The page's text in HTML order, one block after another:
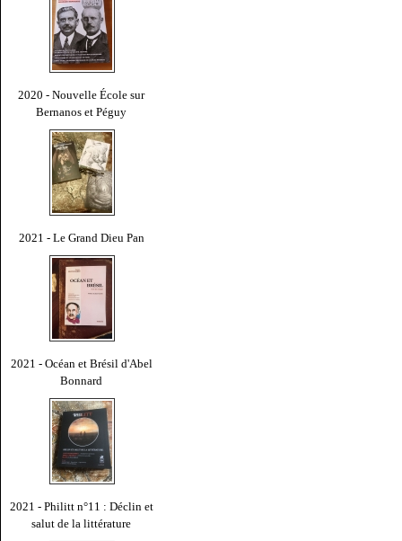
2020 - Nouvelle École sur
Bernanos et Péguy
2021 - Le Grand Dieu Pan
2021 - Océan et Brésil d'Abel
Bonnard
2021 - Philitt n°11 : Déclin et
salut de la littérature